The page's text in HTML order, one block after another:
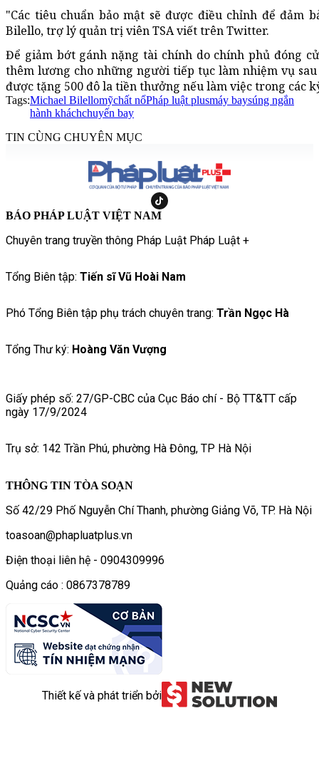
"Các tiêu chuẩn bảo mật sẽ được điều chỉnh để đảm
Bilello, trợ lý quản trị viên TSA viết trên Twitter.
Để giảm bớt gánh nặng tài chính do chính phủ đóng
thêm lương cho những người tiếp tục làm nhiệm vụ
được tặng 500 đô la tiền thưởng nếu làm việc trong các
Tags:Michael Bilellomỹchất nổPháp luật plusmáy baysúng ngắn
hành kháchchuyến bay
TIN CÙNG CHUYÊN MỤC
BÁO PHÁP LUẬT VIỆT NAM
Chuyên trang truyền thông Pháp Luật Pháp Luật +
Tổng Biên tập: Tiến sĩ Vũ Hoài Nam
Phó Tổng Biên tập phụ trách chuyên trang: Trần Ngọc Hà
Tổng Thư ký: Hoàng Văn Vượng
Giấy phép số: 27/GP-CBC của Cục Báo chí - Bộ TT&TT cấp
ngày 17/9/2024
Trụ sở: 142 Trần Phú, phường Hà Đông, TP Hà Nội
THÔNG TIN TÒA SOẠN
Số 42/29 Phố Nguyễn Chí Thanh, phường Giảng Võ, TP. Hà Nội
toasoan@phapluatplus.vn
Điện thoại liên hệ - 0904309996
Quảng cáo : 0867378789
Thiết kế và phát triển bởi